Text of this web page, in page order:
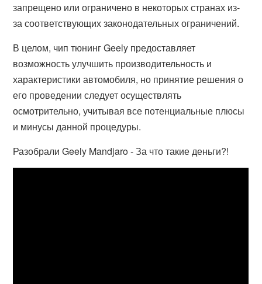
запрещено или ограничено в некоторых странах из-
за соответствующих законодательных ограничений.
В целом, чип тюнинг Geely предоставляет
возможность улучшить производительность и
характеристики автомобиля, но принятие решения о
его проведении следует осуществлять
осмотрительно, учитывая все потенциальные плюсы
и минусы данной процедуры.
Разобрали Geely Mandjaro - За что такие деньги?!